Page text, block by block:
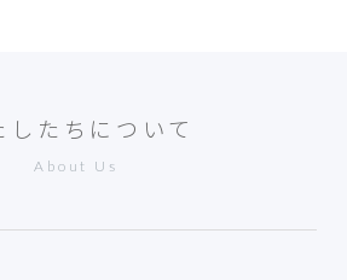
したちについて
About Us